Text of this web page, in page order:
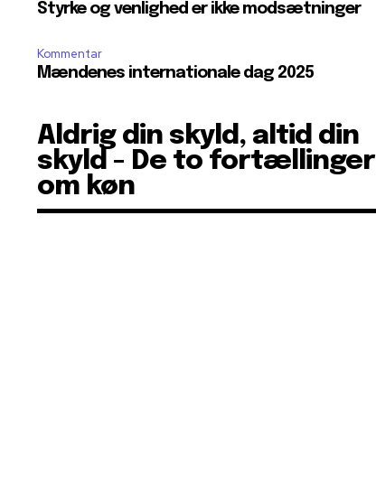
Styrke og venlighed er ikke modsætninger
Kommentar
Mændenes internationale dag 2025
Aldrig din skyld, altid din
skyld - De to fortællinger
om køn